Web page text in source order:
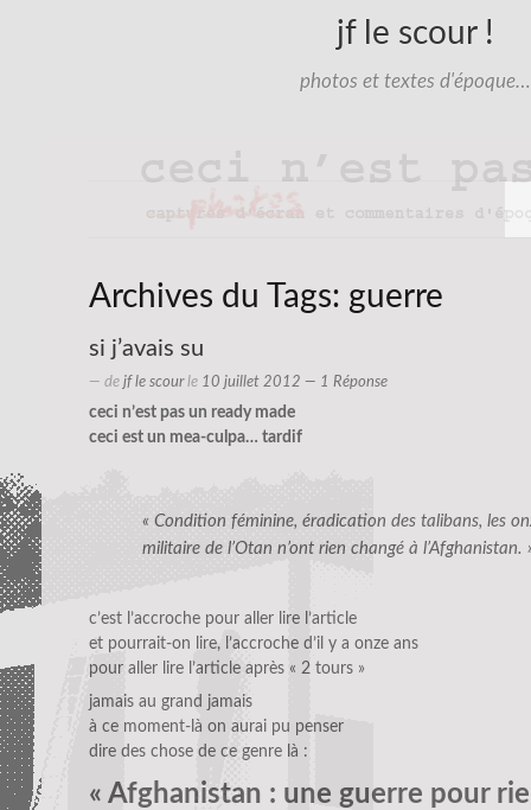
jf le scour !
photos et textes d'époque…
Archives du Tags: guerre
si j’avais su
— de jf le scourle 10 juillet 2012 — 1 Réponse
ceci n’est pas un ready made
ceci est un mea-culpa… tardif
« Condition féminine, éradication des talibans, les
militaire de l’Otan n’ont rien changé à l’Afghanistan.
c’est l’accroche pour aller lire l’article
et pourrait-on lire, l’accroche d’il y a onze ans
pour aller lire l’article après « 2 tours »
jamais au grand jamais
à ce moment-là on aurai pu penser
dire des chose de ce genre là :
« Afghanistan : une guerre pour